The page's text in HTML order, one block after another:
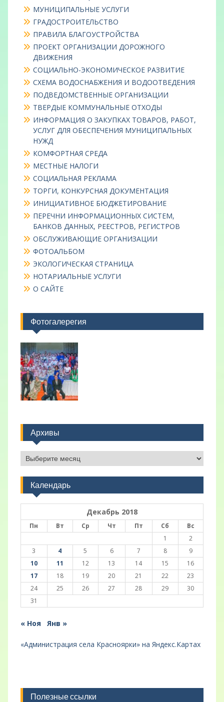
МУНИЦИПАЛЬНЫЕ УСЛУГИ
ГРАДОСТРОИТЕЛЬСТВО
ПРАВИЛА БЛАГОУСТРОЙСТВА
ПРОЕКТ ОРГАНИЗАЦИИ ДОРОЖНОГО
ДВИЖЕНИЯ
СОЦИАЛЬНО-ЭКОНОМИЧЕСКОЕ РАЗВИТИЕ
СХЕМА ВОДОСНАБЖЕНИЯ И ВОДООТВЕДЕНИЯ
ПОДВЕДОМСТВЕННЫЕ ОРГАНИЗАЦИИ
ТВЕРДЫЕ КОММУНАЛЬНЫЕ ОТХОДЫ
ИНФОРМАЦИЯ О ЗАКУПКАХ ТОВАРОВ, РАБОТ,
УСЛУГ ДЛЯ ОБЕСПЕЧЕНИЯ МУНИЦИПАЛЬНЫХ
НУЖД
КОМФОРТНАЯ СРЕДА
МЕСТНЫЕ НАЛОГИ
СОЦИАЛЬНАЯ РЕКЛАМА
ТОРГИ, КОНКУРСНАЯ ДОКУМЕНТАЦИЯ
ИНИЦИАТИВНОЕ БЮДЖЕТИРОВАНИЕ
ПЕРЕЧНИ ИНФОРМАЦИОННЫХ СИСТЕМ,
БАНКОВ ДАННЫХ, РЕЕСТРОВ, РЕГИСТРОВ
ОБСЛУЖИВАЮЩИЕ ОРГАНИЗАЦИИ
ФОТОАЛЬБОМ
ЭКОЛОГИЧЕСКАЯ СТРАНИЦА
НОТАРИАЛЬНЫЕ УСЛУГИ
О САЙТЕ
Фотогалерегия
Архивы
Архивы
Календарь
Декабрь 2018
Пн Вт Ср Чт Пт Сб
Вс
1
2
3
4 5 6 7 8
9
10
11 12 13 14 15
16
17
18 19 20 21 22
23
24
25 26 27 28 29
30
31
« Ноя Янв »
«Администрация села Красноярки» на Яндекс.Картах
Полезные ссылки